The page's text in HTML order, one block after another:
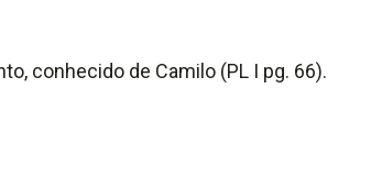
conhecido de Camilo (PL I pg. 66).